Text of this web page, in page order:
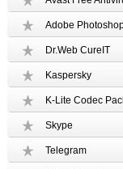
Adobe
Dr.Web CureIT
Kaspersky
K-Lite Codec
Skype
Telegram